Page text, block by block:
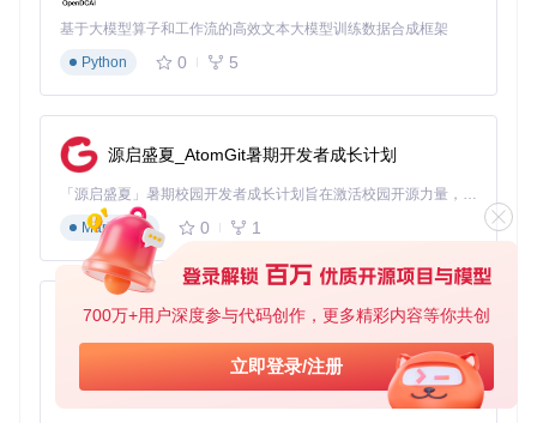
700万+用户深度参与代码创作，更多精彩内容等你共创
立即登录/注册
常见问题解决
Q: U盘写入后无法启动怎么办？
Q: 提示"文件过大"如何解决？
A: 工具会自动分割超过4GB的文件，无需额外操作，耐心等待
完成即可。
Q: 制作过程中程序无响应？
A: 这通常是正常现象，后台正在处理大文件。请勿强制退出，
等待进度条继续。
Q: Windows安装时提示驱动缺失？
A: 确保使用的是官方原版ISO镜像，第三方修改版可能缺少必
基于大模型算子和工作流的高效文本大模型训练数据合成框架
Python
0 5
源启盛夏_AtomGit暑期开发者成长计划
「源启盛夏」暑期校园开发者成长计划旨在激活校园开源力量，通过积分激励、认证扶持、资源倾斜等形式，引导高校组织和开发者完成「入驻 — 建项目 — 做贡献 — 获认证 — 得资源」的完整闭环。无论你是想带领社团入驻平台的组织者，还是希望用代码贡献证明自己的开发者，都能在这里找到属于你的成长路径。
Markdown
0 1
py-xiaozhi
基于Python的Xiaozhi AI，适用于想要完整Xiaozhi体验而无需拥有专用硬件的用户。
Python
0 1